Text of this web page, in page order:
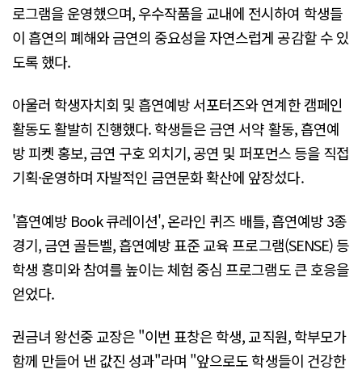
로그램을 운영했으며, 우수작품을 교내에 전시하여 학생들
이 흡연의 폐해와 금연의 중요성을 자연스럽게 공감할 수 있
도록 했다.
아울러 학생자치회 및 흡연예방 서포터즈와 연계한 캠페인
활동도 활발히 진행했다. 학생들은 금연 서약 활동, 흡연예
방 피켓 홍보, 금연 구호 외치기, 공연 및 퍼포먼스 등을 직접
기획·운영하며 자발적인 금연문화 확산에 앞장섰다.
'흡연예방 Book 큐레이션', 온라인 퀴즈 배틀, 흡연예방 3종
경기, 금연 골든벨, 흡연예방 표준 교육 프로그램(SENSE) 등
학생 흥미와 참여를 높이는 체험 중심 프로그램도 큰 호응을
얻었다.
권금녀 왕선중 교장은 "이번 표창은 학생, 교직원, 학부모가
함께 만들어 낸 값진 성과"라며 "앞으로도 학생들이 건강한